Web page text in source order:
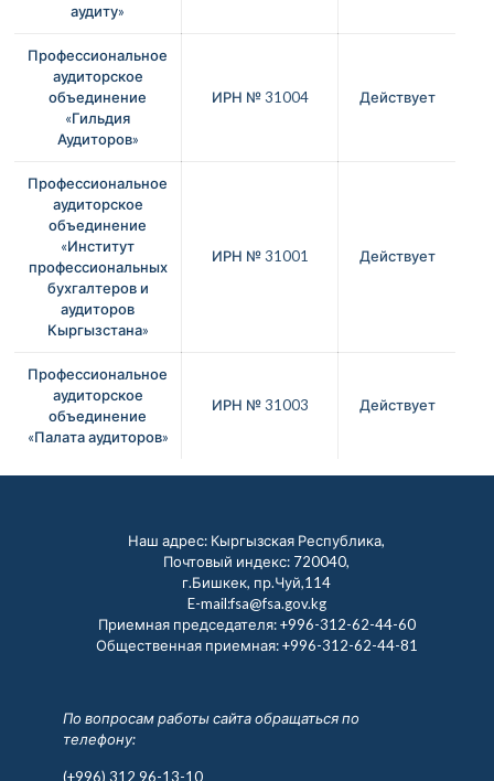
аудиту»
Профессиональное
аудиторское
объединение
«Гильдия
Аудиторов»
ИРН № 31004 Действует
Профессиональное
аудиторское
объединение
«Институт
профессиональных
бухгалтеров и
аудиторов
Кыргызстана»
ИРН № 31001 Действует
Профессиональное
аудиторское
объединение
«Палата аудиторов»
ИРН № 31003 Действует
Наш адрес: Кыргызская Республика,
Почтовый индекс: 720040,
г.Бишкек, пр.Чуй,114
E-mail:fsa@fsa.gov.kg
Приемная председателя:+996-312-62-44-60
Общественная приемная:+996-312-62-44-81
По вопросам работы сайта обращаться по
телефону:
(+996) 312 96-13-10